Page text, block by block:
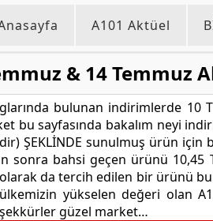
A101 Aktüel
& 14 Temmuz
bulunan indirimlerde 10
bu sayfasında bakalım neyi
ŞEKLİNDE sunulmuş ürün
sonra bahsi geçen ürünü 10,45
da tercih edilen bir ürünü
yükselen değeri olan
güzel market…